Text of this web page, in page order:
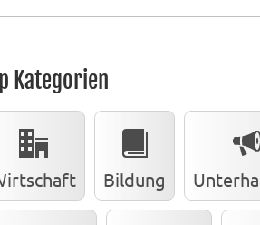
Kategorien
Bildung